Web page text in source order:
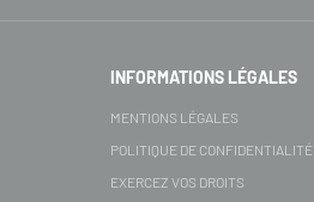
INFORMATIONS LÉGALES
MENTIONS LÉGALES
POLITIQUE DE CONFIDENTIALITÉ
EXERCEZ VOS DROITS